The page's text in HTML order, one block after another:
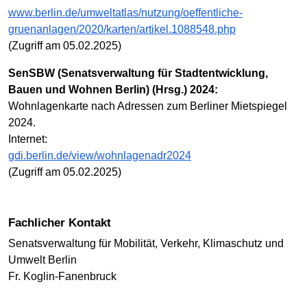
www.berlin.de/umweltatlas/nutzung/oeffentliche-
gruenanlagen/2020/karten/artikel.1088548.php
(Zugriff am 05.02.2025)
SenSBW (Senatsverwaltung für Stadtentwicklung,
Bauen und Wohnen Berlin) (Hrsg.) 2024:
Wohnlagenkarte nach Adressen zum Berliner Mietspiegel
2024.
Internet:
gdi.berlin.de/view/wohnlagenadr2024
(Zugriff am 05.02.2025)
Fachlicher Kontakt
Senatsverwaltung für Mobilität, Verkehr, Klimaschutz und
Umwelt Berlin
Fr. Koglin-Fanenbruck